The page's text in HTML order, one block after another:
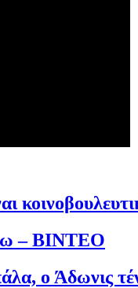
– ΒΙΝΤΕΟ
ο Άδωνις